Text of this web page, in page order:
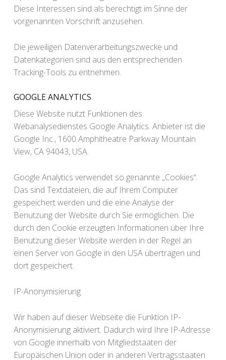
Diese Interessen sind als berechtigt im Sinne der
vorgenannten Vorschrift anzusehen.
Die jeweiligen Datenverarbeitungszwecke und
Datenkategorien sind aus den entsprechenden
Tracking-Tools zu entnehmen.
GOOGLE ANALYTICS
Diese Website nutzt Funktionen des
Webanalysedienstes Google Analytics. Anbieter ist die
Google Inc., 1600 Amphitheatre Parkway Mountain
View, CA 94043, USA.
Google Analytics verwendet so genannte „Cookies“.
Das sind Textdateien, die auf Ihrem Computer
gespeichert werden und die eine Analyse der
Benutzung der Website durch Sie ermöglichen. Die
durch den Cookie erzeugten Informationen über Ihre
Benutzung dieser Website werden in der Regel an
einen Server von Google in den USA übertragen und
dort gespeichert.
IP-Anonymisierung
Wir haben auf dieser Webseite die Funktion IP-
Anonymisierung aktiviert. Dadurch wird Ihre IP-Adresse
von Google innerhalb von Mitgliedstaaten der
Europäischen Union oder in anderen Vertragsstaaten